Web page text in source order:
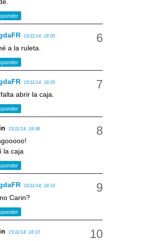
15/11/14, 18:05
a la ruleta.
15/11/14, 18:05
abrir la caja.
15/11/14, 18:08
la caja
15/11/14, 18:10
Carin?
15/11/14, 18:10